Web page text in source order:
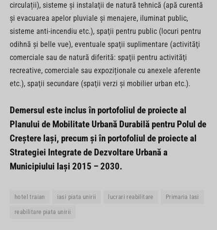
circulații), sisteme şi instalaţii de natură tehnică (apă curentă
şi evacuarea apelor pluviale și menajere, iluminat public,
sisteme anti-incendiu etc.), spaţii pentru public (locuri pentru
odihnă și belle vue), eventuale spaţii suplimentare (activităţi
comerciale sau de natură diferită: spaţii pentru activităţi
recreative, comerciale sau expoziționale cu anexele aferente
etc.), spaţii secundare (spaţii verzi şi mobilier urban etc.).
Demersul este inclus în portofoliul de proiecte al
Planului de Mobilitate Urbană Durabilă pentru Polul de
Creștere Iași, precum și în portofoliul de proiecte al
Strategiei Integrate de Dezvoltare Urbană a
Municipiului Iași 2015 – 2030.
hotel traian iasi piata unirii lucrari reabilitare Primaria Iasi
reabilitare piata unirii